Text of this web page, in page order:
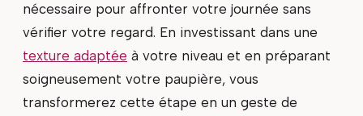
nécessaire pour affronter votre journée sans
vérifier votre regard. En investissant dans une
texture adaptée à votre niveau et en préparant
soigneusement votre paupière, vous
transformerez cette étape en un geste de